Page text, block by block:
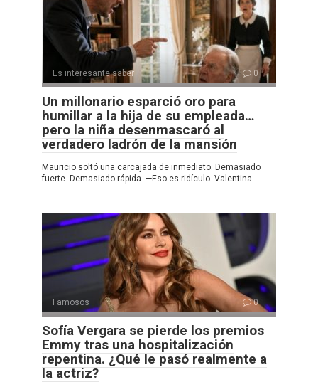
Es interesante saber 0
Un millonario esparció oro para
humillar a la hija de su empleada…
pero la niña desenmascaró al
verdadero ladrón de la mansión
Mauricio soltó una carcajada de inmediato. Demasiado
fuerte. Demasiado rápida. —Eso es ridículo. Valentina
Famosos 0
Sofía Vergara se pierde los premios
Emmy tras una hospitalización
repentina. ¿Qué le pasó realmente a
la actriz?